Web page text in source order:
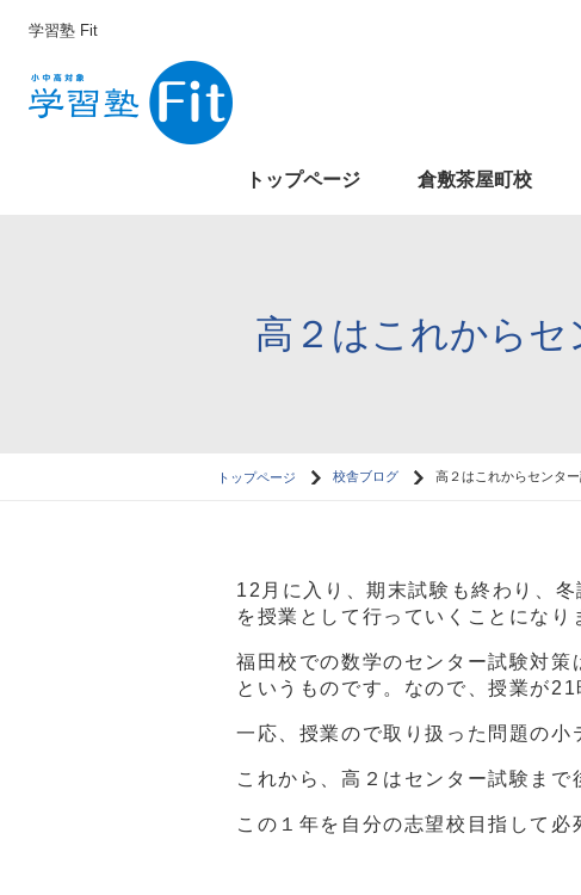
学習塾 Fit
トップページ 倉敷茶屋町校
高２はこれからセ
トップページ 校舎ブログ 高２はこれからセンタ
12月に入り、期末試験も終わり、
を授業として行っていくことになり
福田校での数学のセンター試験対
というものです。なので、授業が
一応、授業ので取り扱った問題の小
これから、高２はセンター試験まで
この１年を自分の志望校目指して必